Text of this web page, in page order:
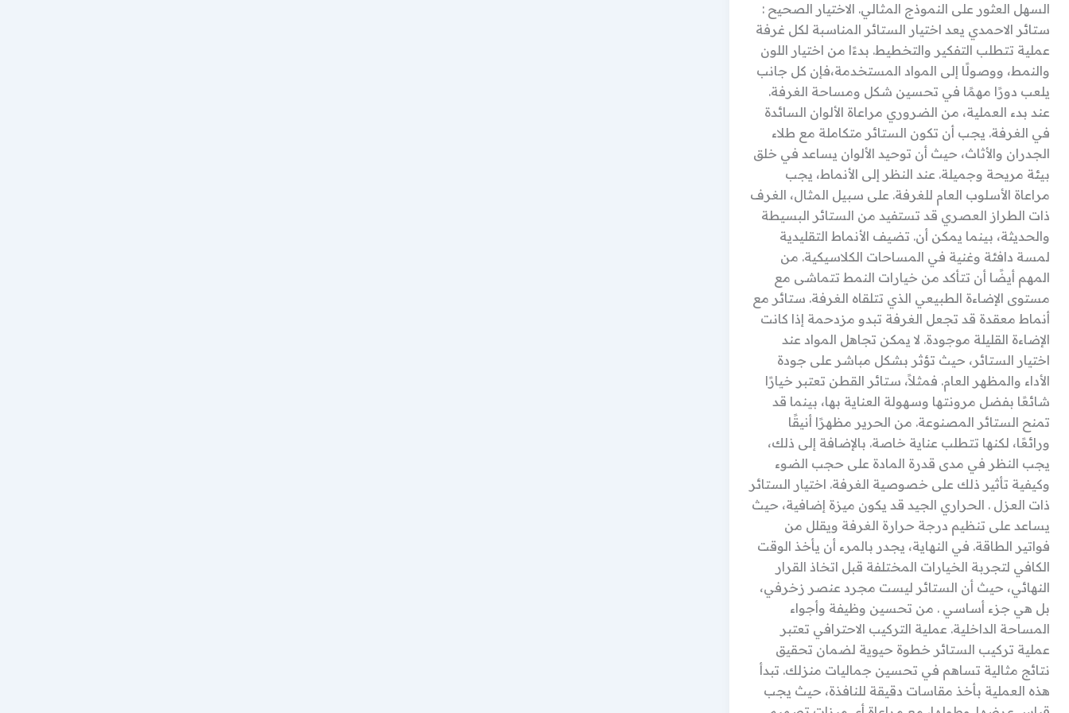
السهل العثور على النموذج المثالي. الاختيار الصحيح :
ستائر الاحمدي يعد اختيار الستائر المناسبة لكل غرفة
عملية تتطلب التفكير والتخطيط. بدءًا من اختيار اللون
والنمط، ووصولًا إلى المواد المستخدمة،فإن كل جانب
يلعب دورًا مهمًا في تحسين شكل ومساحة الغرفة.
عند بدء العملية، من الضروري مراعاة الألوان السائدة
في الغرفة. يجب أن تكون الستائر متكاملة مع طلاء
الجدران والأثاث، حيث أن توحيد الألوان يساعد في خلق
بيئة مريحة وجميلة. عند النظر إلى الأنماط، يجب
مراعاة الأسلوب العام للغرفة. على سبيل المثال، الغرف
ذات الطراز العصري قد تستفيد من الستائر البسيطة
والحديثة، بينما يمكن أن. تضيف الأنماط التقليدية
لمسة دافئة وغنية في المساحات الكلاسيكية. من
المهم أيضًا أن تتأكد من خيارات النمط تتماشى مع
مستوى الإضاءة الطبيعي الذي تتلقاه الغرفة. ستائر مع
أنماط معقدة قد تجعل الغرفة تبدو مزدحمة إذا كانت
الإضاءة القليلة موجودة. لا يمكن تجاهل المواد عند
اختيار الستائر، حيث تؤثر بشكل مباشر على جودة
الأداء والمظهر العام. فمثلاً، ستائر القطن تعتبر خيارًا
شائعًا بفضل مرونتها وسهولة العناية بها، بينما قد
تمنح الستائر المصنوعة. من الحرير مظهرًا أنيقًا
ورائعًا، لكنها تتطلب عناية خاصة. بالإضافة إلى ذلك،
يجب النظر في مدى قدرة المادة على حجب الضوء
وكيفية تأثير ذلك على خصوصية الغرفة. اختيار الستائر
ذات العزل . الحراري الجيد قد يكون ميزة إضافية، حيث
يساعد على تنظيم درجة حرارة الغرفة ويقلل من
فواتير الطاقة. في النهاية، يجدر بالمرء أن يأخذ الوقت
الكافي لتجربة الخيارات المختلفة قبل اتخاذ القرار
النهائي، حيث أن الستائر ليست مجرد عنصر زخرفي،
بل هي جزء أساسي . من تحسين وظيفة وأجواء
المساحة الداخلية. عملية التركيب الاحترافي تعتبر
عملية تركيب الستائر خطوة حيوية لضمان تحقيق
نتائج مثالية تساهم في تحسين جماليات منزلك. تبدأ
هذه العملية بأخذ مقاسات دقيقة للنافذة، حيث يجب